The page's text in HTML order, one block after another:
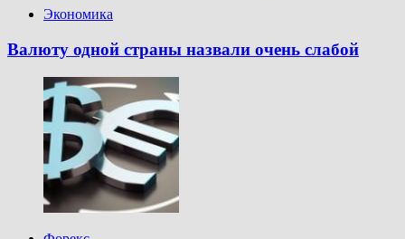
Экономика
Валюту одной страны назвали очень слабой